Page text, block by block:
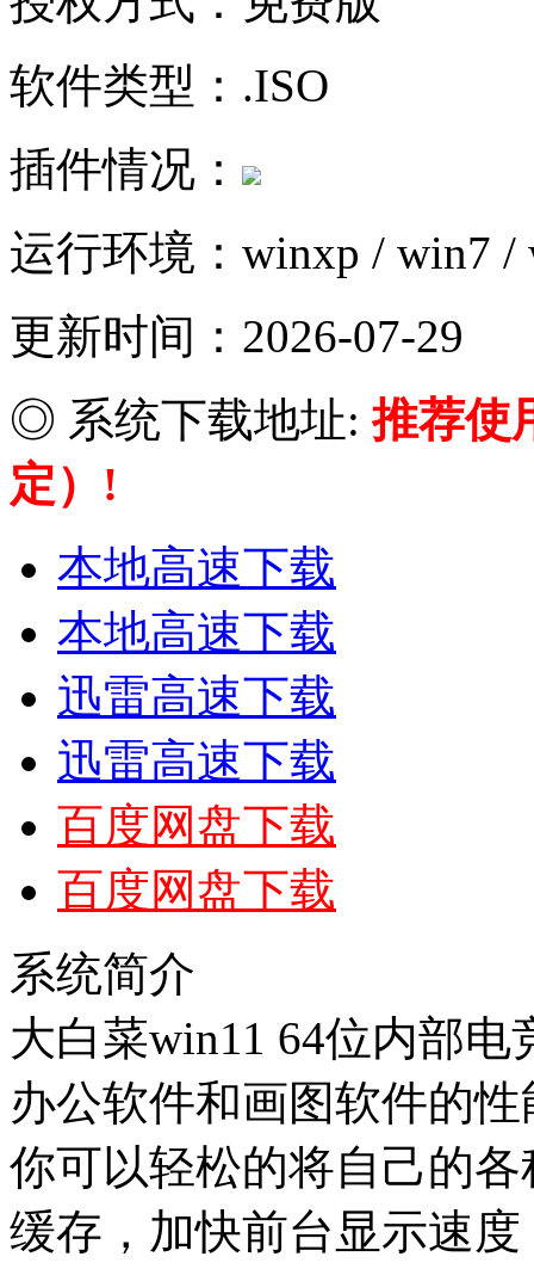
软件类型：.ISO
插件情况：
运行环境：winxp / win7 /
更新时间：2026-07-29
◎ 系统下载地址:推荐使
定）!
本地高速下载
本地高速下载
迅雷高速下载
迅雷高速下载
百度网盘下载
百度网盘下载
系统简介
大白菜win11 64位内部
办公软件和画图软件的
你可以轻松的将自己的
缓存，加快前台显示速